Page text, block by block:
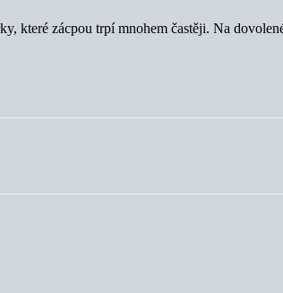
které zácpou trpí mnohem častěji. Na